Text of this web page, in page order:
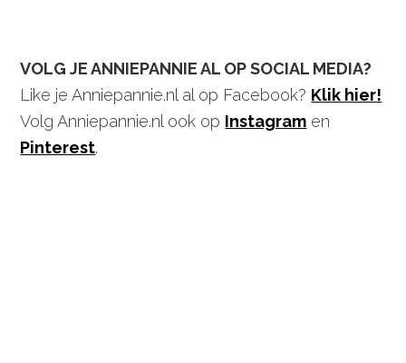
VOLG JE ANNIEPANNIE AL OP SOCIAL MEDIA?
Like je Anniepannie.nl al op Facebook? Klik hier!
Volg Anniepannie.nl ook op Instagram en
Pinterest.